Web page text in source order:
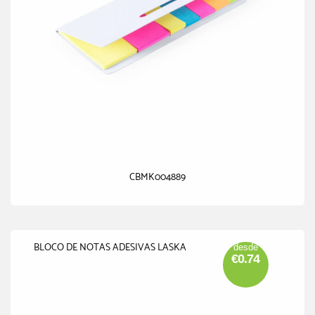
CBMK004889
BLOCO DE NOTAS ADESIVAS LASKA desde
€0.74